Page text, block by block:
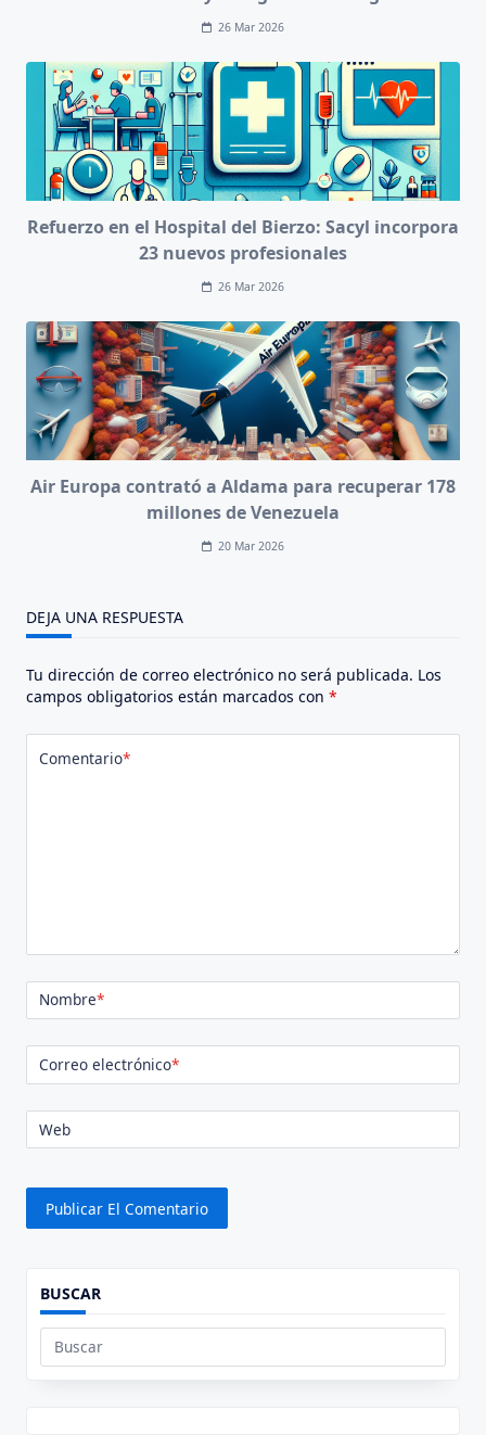
26 Mar 2026
Refuerzo en el Hospital del Bierzo: Sacyl incorpora
23 nuevos profesionales
26 Mar 2026
Air Europa contrató a Aldama para recuperar 178
millones de Venezuela
20 Mar 2026
DEJA UNA RESPUESTA
Tu dirección de correo electrónico no será publicada. Los
campos obligatorios están marcados con *
Comentario*
Nombre*
Correo electrónico*
Web
BUSCAR
Buscar: